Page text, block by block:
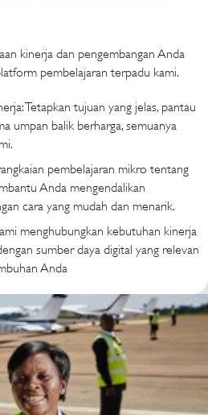
kinerja dan pengembangan Anda
pembelajaran terpadu kami.
Tetapkan tujuan yang jelas, pantau
umpan balik berharga, semuanya
pembelajaran mikro tentang
Anda mengendalikan
cara yang mudah dan menarik.
menghubungkan kebutuhan kinerja
sumber daya digital yang relevan
Anda